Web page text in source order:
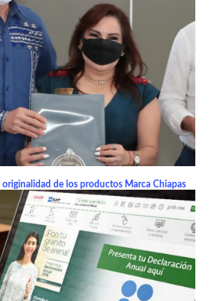
de los productos Marca Chiapas